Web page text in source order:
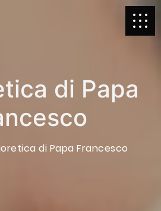
di Papa
di Papa Francesco